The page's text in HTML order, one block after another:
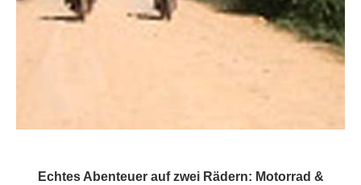
Echtes Abenteuer auf zwei Rädern: Motorrad &